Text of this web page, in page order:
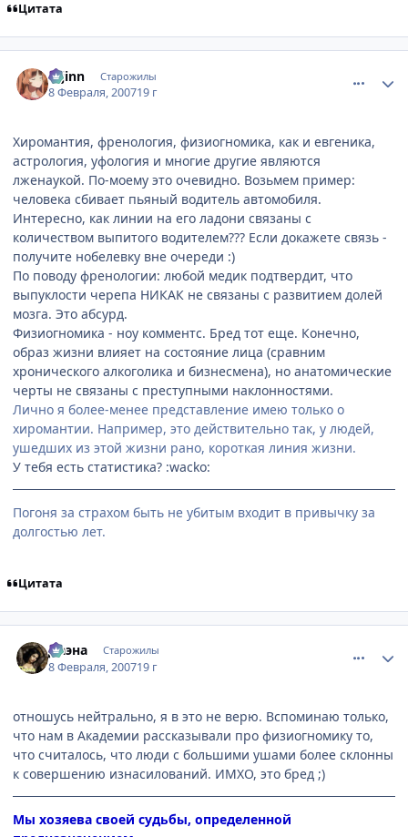
Цитата
u-jinn Старожилы
8 Февраля, 200719 г
Хиромантия, френология, физиогномика, как и евгеника,
астрология, уфология и многие другие являются
лженаукой. По-моему это очевидно. Возьмем пример:
человека сбивает пьяный водитель автомобиля.
Интересно, как линии на его ладони связаны с
количеством выпитого водителем??? Если докажете связь -
получите нобелевку вне очереди :)
По поводу френологии: любой медик подтвердит, что
выпуклости черепа НИКАК не связаны с развитием долей
мозга. Это абсурд.
Физиогномика - ноу комментс. Бред тот еще. Конечно,
образ жизни влияет на состояние лица (сравним
хронического алкоголика и бизнесмена), но анатомические
черты не связаны с преступными наклонностями.
Лично я более-менее представление имею только о
хиромантии. Например, это действительно так, у людей,
ушедших из этой жизни рано, короткая линия жизни.
У тебя есть статистика? :wacko:
Погоня за страхом быть не убитым входит в привычку за
долгостью лет.
Цитата
Даэна Старожилы
8 Февраля, 200719 г
отношусь нейтрально, я в это не верю. Вспоминаю только,
что нам в Академии рассказывали про физиогномику то,
что считалось, что люди с большими ушами более склонны
к совершению изнасилований. ИМХО, это бред ;)
Мы хозяева своей судьбы, определенной